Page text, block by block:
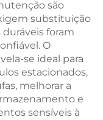
são
substituição
foram
O
se ideal para
estacionados,
melhorar a
e
sensíveis à